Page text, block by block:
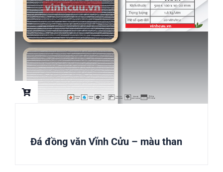
Đá đồng văn Vĩnh Cửu – màu than